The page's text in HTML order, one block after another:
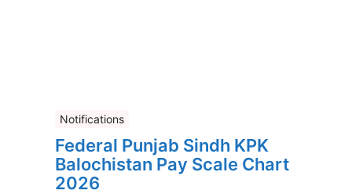
Notifications
Federal Punjab Sindh KPK
Balochistan Pay Scale Chart
2026